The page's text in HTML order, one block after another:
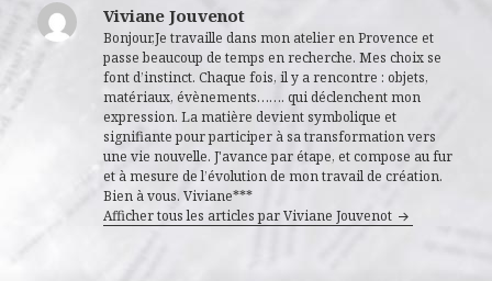
Viviane Jouvenot
Bonjour,Je travaille dans mon atelier en Provence et
passe beaucoup de temps en recherche. Mes choix se
font d’instinct. Chaque fois, il y a rencontre : objets,
matériaux, évènements……. qui déclenchent mon
expression. La matière devient symbolique et
signifiante pour participer à sa transformation vers
une vie nouvelle. J'avance par étape, et compose au fur
et à mesure de l’évolution de mon travail de création.
Bien à vous. Viviane***
Afficher tous les articles par Viviane Jouvenot